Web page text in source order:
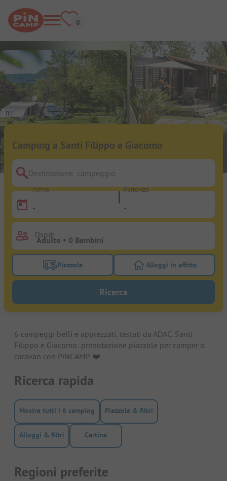
Camping a Santi Filippo e Giacomo
Destinazione, campeggio
Arrivo
-
Partenza
-
Ospiti
Attivare il filtro piazzole per cercare piazzole
Piazzole Attivare il filtro
Alloggi in affitto
Ricerca
6 campeggi belli e apprezzati, testati da ADAC. Santi
Filippo e Giacomo: prenotazione piazzole per camper o
caravan con PiNCAMP. ❤️️
Ricerca rapida
Mostra tutti i 6 camping Piazzole & filtri
Alloggi & filtri Cartina
Regioni preferite